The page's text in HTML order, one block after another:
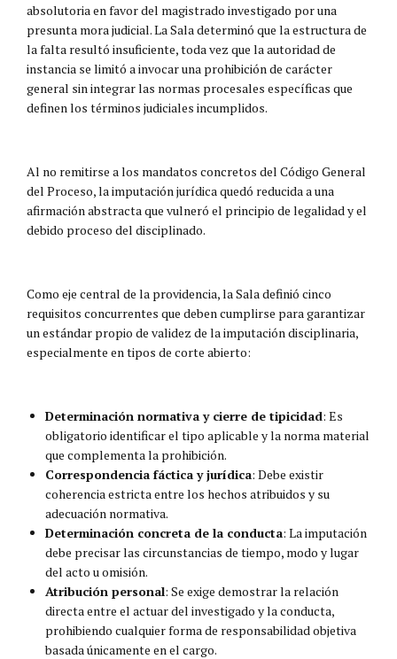
absolutoria en favor del magistrado investigado por una
presunta mora judicial. La Sala determinó que la estructura de
la falta resultó insuficiente, toda vez que la autoridad de
instancia se limitó a invocar una prohibición de carácter
general sin integrar las normas procesales específicas que
definen los términos judiciales incumplidos.
Al no remitirse a los mandatos concretos del Código General
del Proceso, la imputación jurídica quedó reducida a una
afirmación abstracta que vulneró el principio de legalidad y el
debido proceso del disciplinado.
Como eje central de la providencia, la Sala definió cinco
requisitos concurrentes que deben cumplirse para garantizar
un estándar propio de validez de la imputación disciplinaria,
especialmente en tipos de corte abierto:
Determinación normativa y cierre de tipicidad: Es
obligatorio identificar el tipo aplicable y la norma material
que complementa la prohibición.
Correspondencia fáctica y jurídica: Debe existir
coherencia estricta entre los hechos atribuidos y su
adecuación normativa.
Determinación concreta de la conducta: La imputación
debe precisar las circunstancias de tiempo, modo y lugar
del acto u omisión.
Atribución personal: Se exige demostrar la relación
directa entre el actuar del investigado y la conducta,
prohibiendo cualquier forma de responsabilidad objetiva
basada únicamente en el cargo.